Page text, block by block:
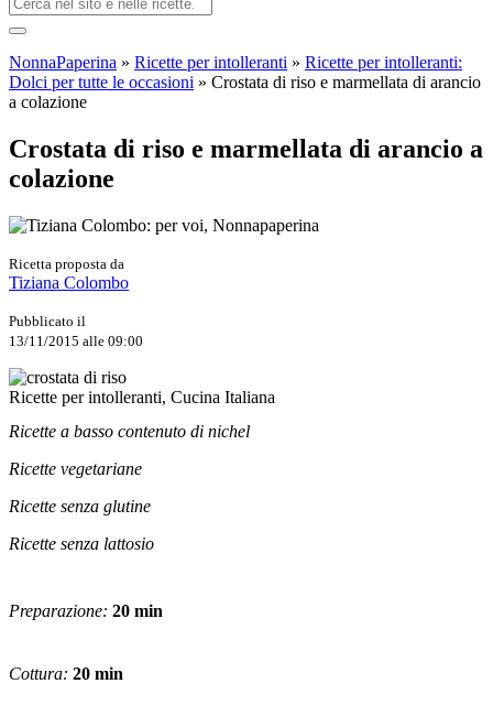
NonnaPaperina » Ricette per intolleranti » Ricette per intolleranti:
Dolci per tutte le occasioni » Crostata di riso e marmellata di arancio
a colazione
Crostata di riso e marmellata di arancio a
colazione
Ricetta proposta da
Tiziana Colombo
Pubblicato il
13/11/2015 alle 09:00
Ricette per intolleranti, Cucina Italiana
Ricette a basso contenuto di nichel
Ricette vegetariane
Ricette senza glutine
Ricette senza lattosio
Preparazione: 20 min
Cottura: 20 min